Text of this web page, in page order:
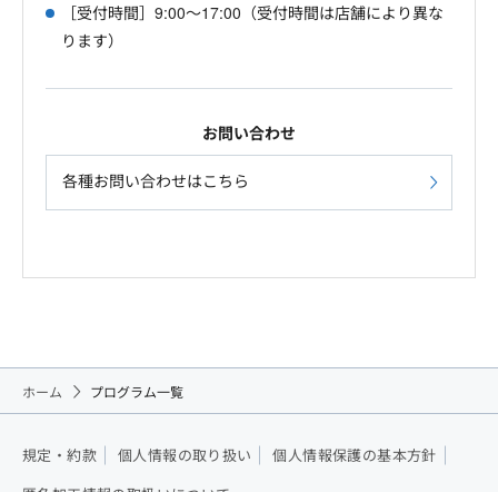
［受付時間］9:00～17:00（受付時間は店舗により異な
ります）
お問い合わせ
各種お問い合わせはこちら
ホーム プログラム一覧
規定・約款 個人情報の取り扱い 個人情報保護の基本方針